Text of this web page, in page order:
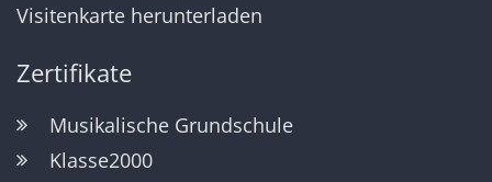
Visitenkarte herunterladen
Zertifikate
Musikalische Grundschule
Klasse2000